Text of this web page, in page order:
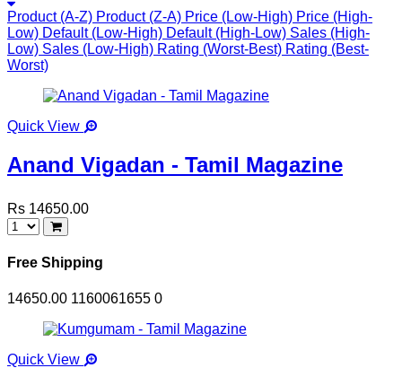
Product (A-Z) Product (Z-A) Price (Low-High) Price (High-
Low) Default (Low-High) Default (High-Low) Sales (High-
Low) Sales (Low-High) Rating (Worst-Best) Rating (Best-
Worst)
Quick View
Anand Vigadan - Tamil Magazine
Rs 14650.00
Free Shipping
14650.00 1160061655 0
Quick View